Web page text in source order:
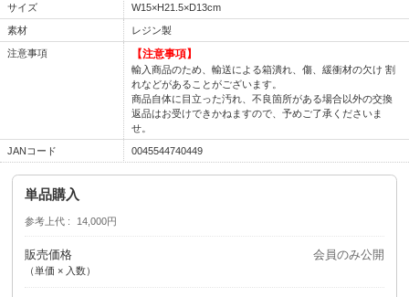
サイズ W15×H21.5×D13cm
素材 レジン製
注意事項 【注意事項】
輸入商品のため、輸送による箱潰れ、傷、緩衝材の欠け 割
れなどがあることがございます。
商品自体に目立った汚れ、不良箇所がある場合以外の交換
返品はお受けできかねますので、予めご了承くださいま
せ。
JANコード 0045544740449
単品購入
参考上代 14,000円
販売価格
（単価 × 入数）
会員のみ公開